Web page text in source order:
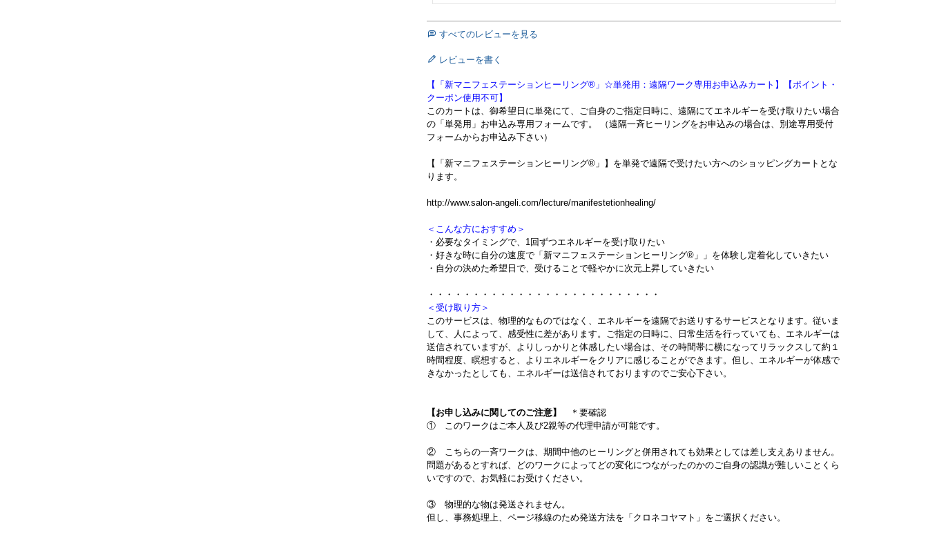
すべてのレビューを見る
レビューを書く
【「新マニフェステーションヒーリング®」☆単発用：遠隔ワーク専用お申込みカート】【ポイント・
クーポン使用不可】
このカートは、御希望日に単発にて、ご自身のご指定日時に、遠隔にてエネルギーを受け取りたい場合
の「単発用」お申込み専用フォームです。 （遠隔一斉ヒーリングをお申込みの場合は、別途専用受付
フォームからお申込み下さい）
【「新マニフェステーションヒーリング®」】を単発で遠隔で受けたい方へのショッピングカートとな
ります。
http://www.salon-angeli.com/lecture/manifestetionhealing/
＜こんな方におすすめ＞
・必要なタイミングで、1回ずつエネルギーを受け取りたい
・好きな時に自分の速度で「新マニフェステーションヒーリング®」」を体験し定着化していきたい
・自分の決めた希望日で、受けることで軽やかに次元上昇していきたい
・・・・・・・・・・・・・・・・・・・・・・・・・・
＜受け取り方＞
このサービスは、物理的なものではなく、エネルギーを遠隔でお送りするサービスとなります。従いま
して、人によって、感受性に差があります。ご指定の日時に、日常生活を行っていても、エネルギーは
送信されていますが、よりしっかりと体感したい場合は、その時間帯に横になってリラックスして約１
時間程度、瞑想すると、よりエネルギーをクリアに感じることができます。但し、エネルギーが体感で
きなかったとしても、エネルギーは送信されておりますのでご安心下さい。
【お申し込みに関してのご注意】
＊要確認
① このワークはご本人及び2親等の代理申請が可能です。
② こちらの一斉ワークは、期間中他のヒーリングと併用されても効果としては差し支えありません。
問題があるとすれば、どのワークによってどの変化につながったのかのご自身の認識が難しいことくら
いですので、お気軽にお受けください。
③ 物理的な物は発送されません。
但し、事務処理上、ページ移線のため発送方法を「クロネコヤマト」をご選択ください。